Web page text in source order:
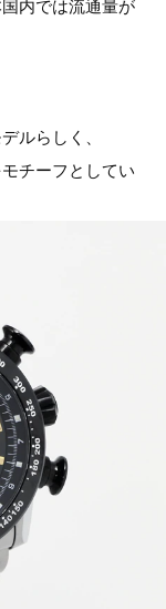
内では流通量が
ルらしく、
チーフとしてい